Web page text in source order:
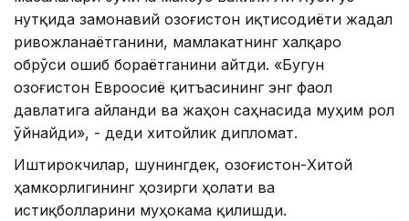
нутқида замонавий Қозоғистон иқтисодиёти жадал
ривожланаётганини, мамлакатнинг халқаро
обрўси ошиб бораётганини айтди. «Бугун
Қозоғистон Евроосиё қитъасининг энг фаол
давлатига айланди ва жаҳон саҳнасида муҳим рол
ўйнайди», - деди хитойлик дипломат.
Иштирокчилар, шунингдек, Қозоғистон-Хитой
ҳамкорлигининг ҳозирги ҳолати ва
истиқболларини муҳокама қилишди.